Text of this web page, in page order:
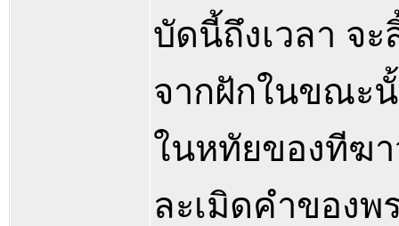
บัดนี้ถึงเวลา จ
จากฝักในขณะ
ในหทัยของทีฆา
ละเมิดคำของพ